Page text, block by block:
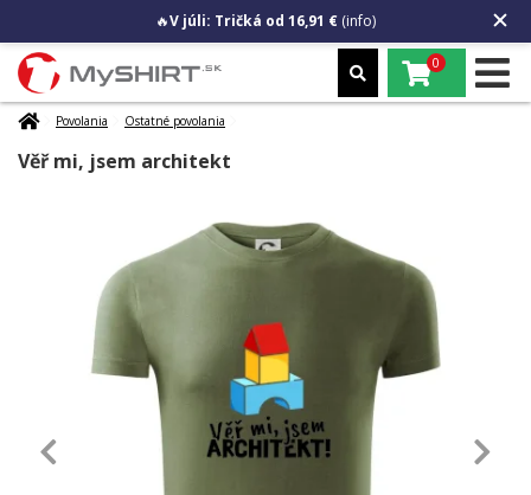
🔥V júli: Tričká od 16,91 € (info)
0
Povolania Ostatné povolania
Věř mi, jsem architekt